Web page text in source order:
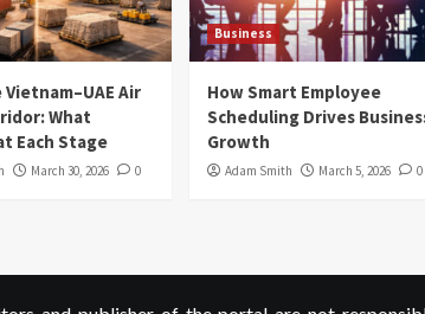
Air
What
Each Stage
March 30, 2026 0
Business
How Smart Employee
Scheduling Drives
Growth
Adam Smith March 5, 2026 0